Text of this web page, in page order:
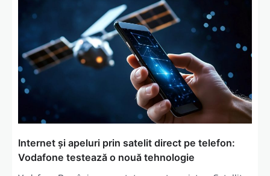
Internet și apeluri prin satelit direct pe telefon:
Vodafone testează o nouă tehnologie